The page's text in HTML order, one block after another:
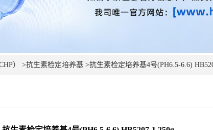
） >抗生素检定培养基 >抗生素检定培养基4号(PH6.5-6.6)